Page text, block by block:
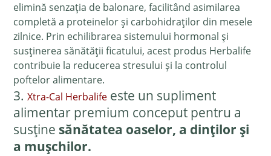
elimină senzația de balonare, facilitând asimilarea
completă a proteinelor și carbohidraților din mesele
zilnice. Prin echilibrarea sistemului hormonal și
susținerea sănătății ficatului, acest produs Herbalife
contribuie la reducerea stresului și la controlul
poftelor alimentare.
3.Xtra-Cal Herbalife este un supliment
alimentar premium conceput pentru a
susține sănătatea oaselor, a dinților și
a mușchilor.